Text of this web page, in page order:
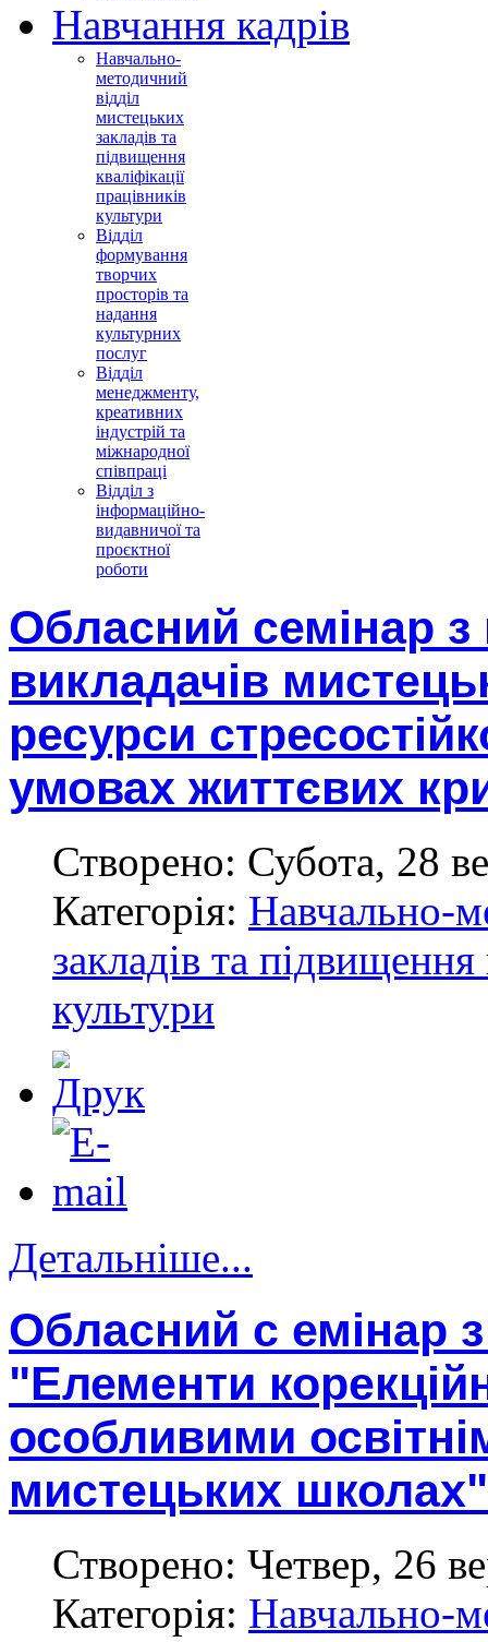
Навчання кадрів
Навчально-
методичний
відділ
мистецьких
закладів та
підвищення
кваліфікації
працівників
культури
Відділ
формування
творчих
просторів та
надання
культурних
послуг
Відділ
менеджменту,
креативних
індустрій та
міжнародної
співпраці
Відділ з
інформаційно-
видавничої та
проєктної
роботи
Обласний семінар з
викладачів
ресурси
умовах життєвих
Створено: Субота, 28
Категорія: Навчально-
закладів та підвищення
культури
Детальніше...
Обласний с емінар
"Елементи
особливими
мистецьких школах"
Створено: Четвер, 26
Категорія: Навчально-